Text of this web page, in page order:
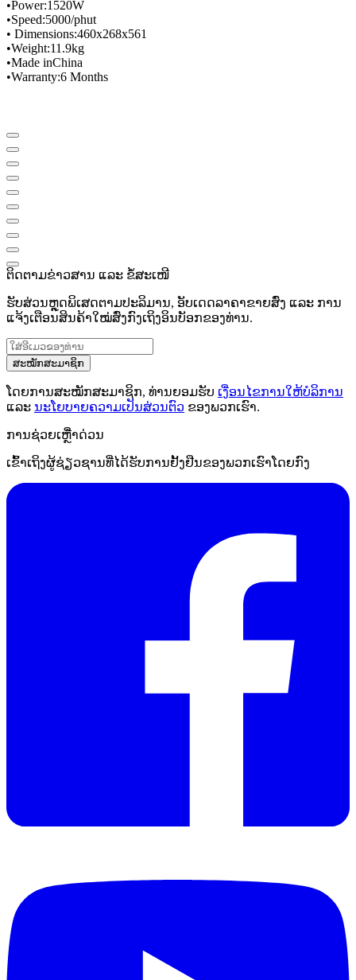
•Power:1520W
•Speed​​:5000/phut
• Dimensions:460x268x561
•Weight:11.9kg
•Made inChina
•Warranty:6 Months
ຕິດຕາມຂ່າວສານ ແລະ ຂໍ້ສະເໜີ
ຮັບສ່ວນຫຼຸດພິເສດຕາມປະລິມານ, ອັບເດດລາຄາຂາຍສົ່ງ ແລະ ການ
ແຈ້ງເຕືອນສິນຄ້າໃໝ່ສົ່ງກົງເຖິງອິນບັອກຂອງທ່ານ.
ສະໝັກສະມາຊິກ
ໂດຍການສະໝັກສະມາຊິກ, ທ່ານຍອມຮັບ ເງື່ອນໄຂການໃຫ້ບໍລິການ
ແລະ ນະໂຍບາຍຄວາມເປັນສ່ວນຕົວ ຂອງພວກເຮົາ.
ການຊ່ວຍເຫຼືໍາດ່ວນ
ເຂົ້າເຖິງຜູ້ຊ່ຽວຊານທີ່ໄດ້ຮັບການຢັ້ງຢືນຂອງພວກເຮົາໂດຍກົງ